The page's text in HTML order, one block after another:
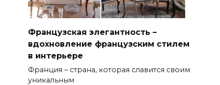
Французская элегантность –
вдохновление французским стилем
в интерьере
Франция – страна, которая славится своим
уникальным